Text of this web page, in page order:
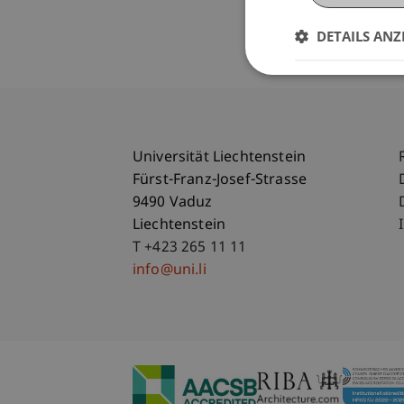
Universität Liechtenstein
Fürst-Franz-Josef-Strasse
9490 Vaduz
Liechtenstein
T +423 265 11 11
info@uni.li
DETAILS